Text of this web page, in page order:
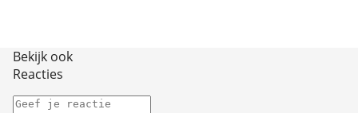
Bekijk ook
Reacties